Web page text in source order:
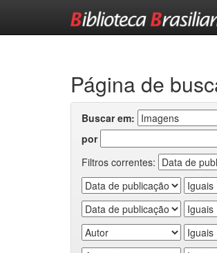
Página de
Buscar em:
por
Filtros correntes: